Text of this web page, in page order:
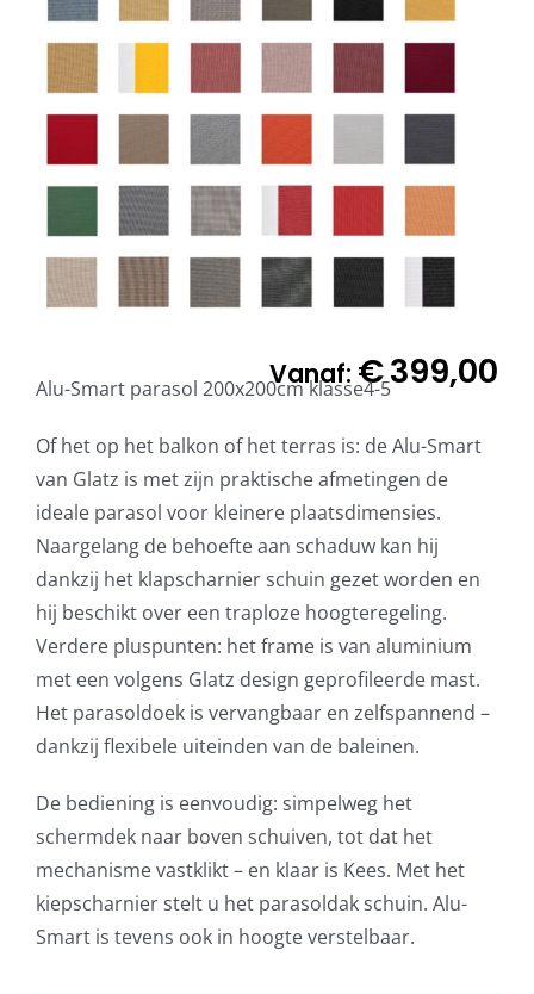
Vanaf: €399,00
Alu-Smart parasol 200x200cm klasse4-5
Of het op het balkon of het terras is: de Alu-Smart
van Glatz is met zijn praktische afmetingen de
ideale parasol voor kleinere plaatsdimensies.
Naargelang de behoefte aan schaduw kan hij
dankzij het klapscharnier schuin gezet worden en
hij beschikt over een traploze hoogteregeling.
Verdere pluspunten: het frame is van aluminium
met een volgens Glatz design geprofileerde mast.
Het parasoldoek is vervangbaar en zelfspannend –
dankzij flexibele uiteinden van de baleinen.
De bediening is eenvoudig: simpelweg het
schermdek naar boven schuiven, tot dat het
mechanisme vastklikt – en klaar is Kees. Met het
kiepscharnier stelt u het parasoldak schuin. Alu-
Smart is tevens ook in hoogte verstelbaar.